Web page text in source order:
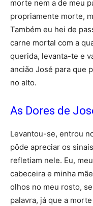
morte nem a de meu
propriamente morte,
Também eu hei de
carne mortal com a
querida, levanta-te e
ancião José para que
no alto.
As Dores de
Levantou-se, entrou
pôde apreciar os
refletiam nele. Eu,
cabeceira e minha
olhos no meu rosto,
palavra, já que a